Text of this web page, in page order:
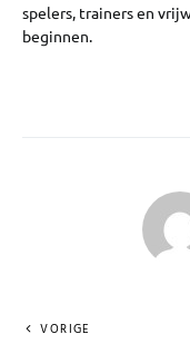
spelers, trainers en
beginnen.
VORIGE